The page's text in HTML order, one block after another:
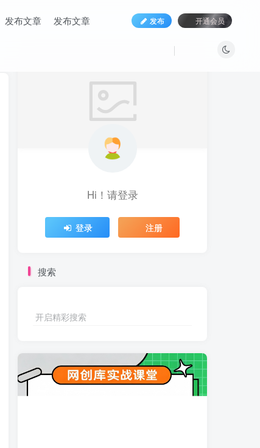
发布文章 发布文章 发布 开通会员
Hi！请登录
登录 注册
搜索
开启精彩搜索